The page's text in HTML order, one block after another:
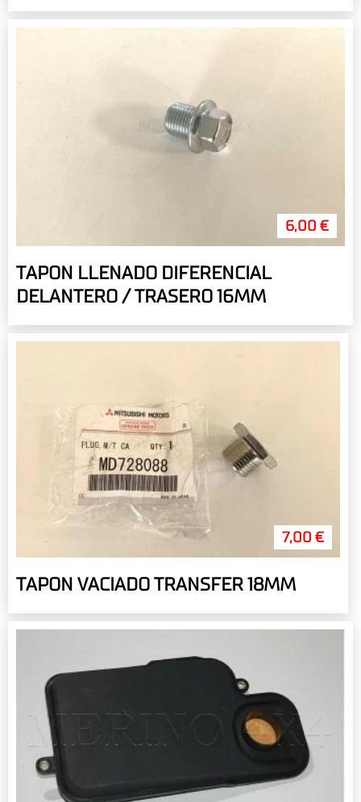
6,00 €
TAPON LLENADO DIFERENCIAL
DELANTERO / TRASERO 16MM
7,00 €
TAPON VACIADO TRANSFER 18MM